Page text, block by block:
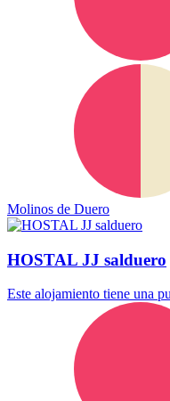
Molinos de Duero
HOSTAL JJ salduero
Este alojamiento tiene una